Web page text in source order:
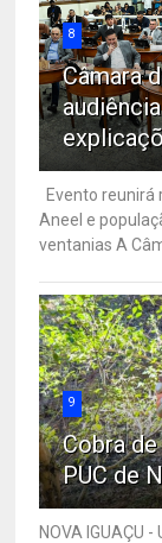
8
Câmara
Evento reunirá
Aneel e
ventanias A
9
Cobra
PUC de
NOVA IGUAÇU